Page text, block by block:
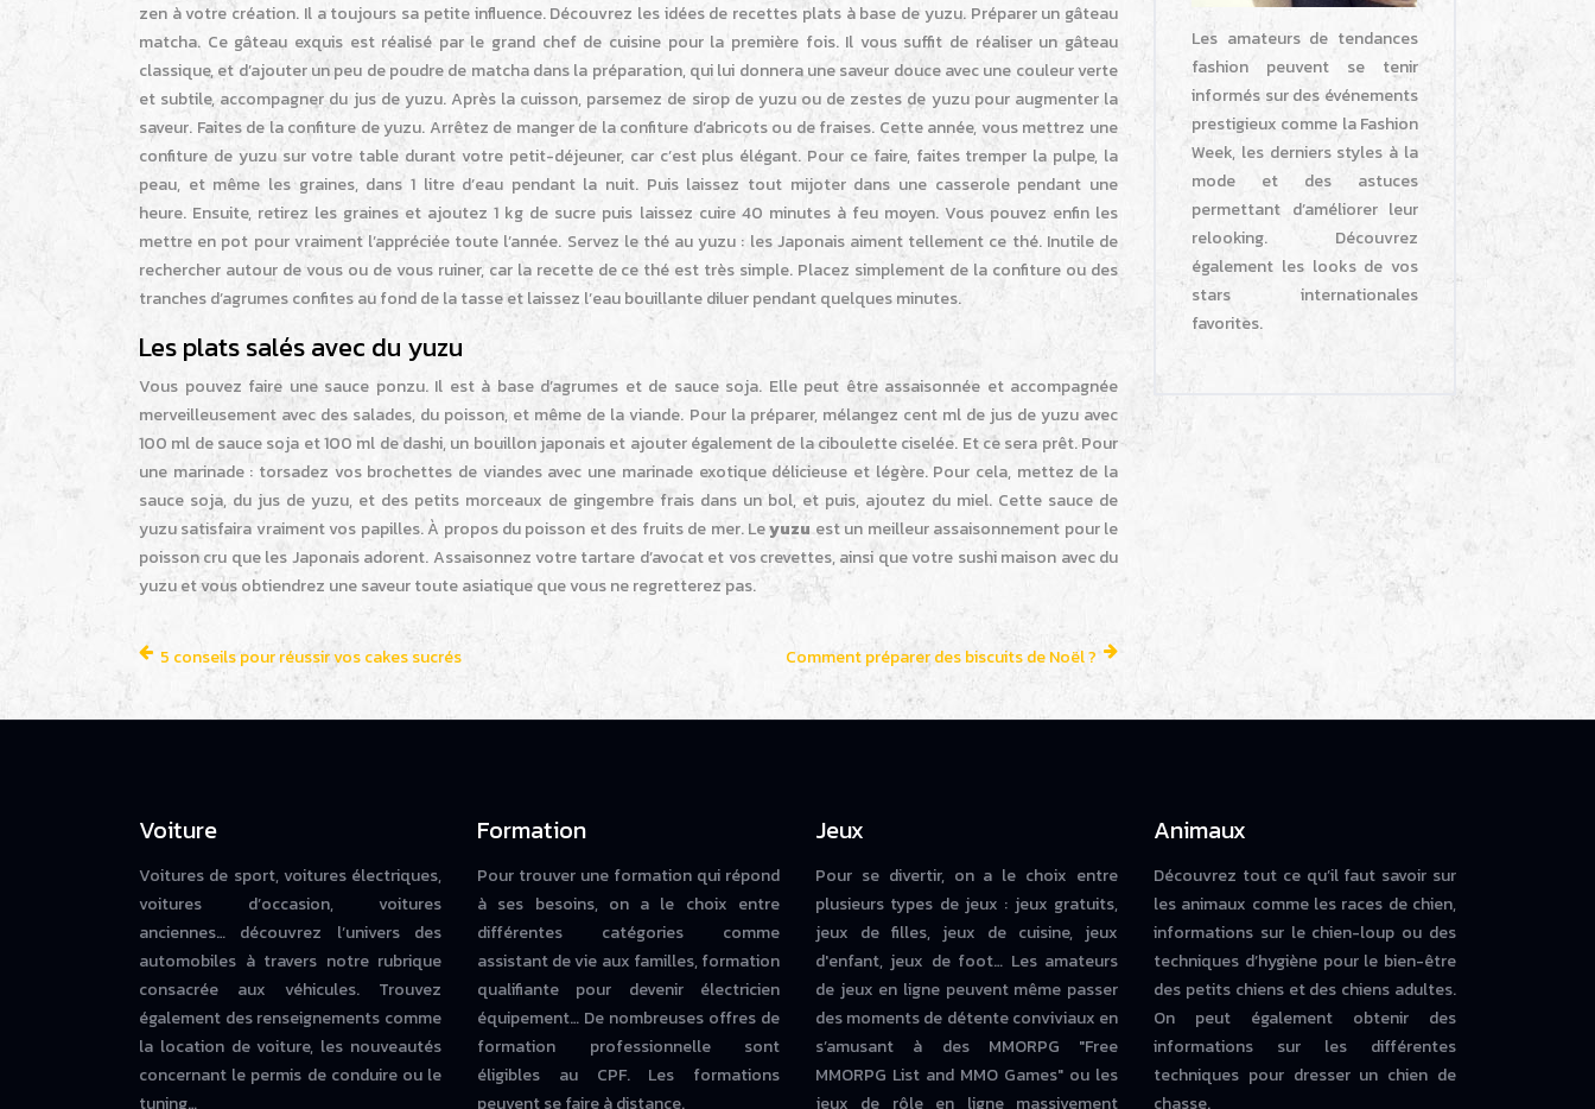
zen à votre création. Il a toujours sa petite influence. Découvrez les idées de recettes plats à base de yuzu. Préparer un gâteau
matcha. Ce gâteau exquis est réalisé par le grand chef de cuisine pour la première fois. Il vous suffit de réaliser un gâteau
classique, et d’ajouter un peu de poudre de matcha dans la préparation, qui lui donnera une saveur douce avec une couleur verte
et subtile, accompagner du jus de yuzu. Après la cuisson, parsemez de sirop de yuzu ou de zestes de yuzu pour augmenter la
saveur. Faites de la confiture de yuzu. Arrêtez de manger de la confiture d’abricots ou de fraises. Cette année, vous mettrez une
confiture de yuzu sur votre table durant votre petit-déjeuner, car c’est plus élégant. Pour ce faire, faites tremper la pulpe, la
peau, et même les graines, dans 1 litre d’eau pendant la nuit. Puis laissez tout mijoter dans une casserole pendant une
heure. Ensuite, retirez les graines et ajoutez 1 kg de sucre puis laissez cuire 40 minutes à feu moyen. Vous pouvez enfin les
mettre en pot pour vraiment l’appréciée toute l’année. Servez le thé au yuzu : les Japonais aiment tellement ce thé. Inutile de
rechercher autour de vous ou de vous ruiner, car la recette de ce thé est très simple. Placez simplement de la confiture ou des
tranches d’agrumes confites au fond de la tasse et laissez l’eau bouillante diluer pendant quelques minutes.
Les plats salés avec du yuzu
Vous pouvez faire une sauce ponzu. Il est à base d’agrumes et de sauce soja. Elle peut être assaisonnée et accompagnée
merveilleusement avec des salades, du poisson, et même de la viande. Pour la préparer, mélangez cent ml de jus de yuzu avec
100 ml de sauce soja et 100 ml de dashi, un bouillon japonais et ajouter également de la ciboulette ciselée. Et ce sera prêt. Pour
une marinade : torsadez vos brochettes de viandes avec une marinade exotique délicieuse et légère. Pour cela, mettez de la
sauce soja, du jus de yuzu, et des petits morceaux de gingembre frais dans un bol, et puis, ajoutez du miel. Cette sauce de
yuzu satisfaira vraiment vos papilles. À propos du poisson et des fruits de mer. Leyuzuest un meilleur assaisonnement pour le
poisson cru que les Japonais adorent. Assaisonnez votre tartare d’avocat et vos crevettes, ainsi que votre sushi maison avec du
yuzu et vous obtiendrez une saveur toute asiatique que vous ne regretterez pas.
5 conseils pour réussir vos cakes sucrés Comment préparer des biscuits de Noël ?
Les amateurs de tendances
fashion peuvent se tenir
informés sur des événements
prestigieux comme la Fashion
Week, les derniers styles à la
mode et des astuces
permettant d’améliorer leur
relooking. Découvrez
également les looks de vos
stars internationales
favorites.
Voiture
Voitures de sport, voitures électriques,
voitures d’occasion, voitures
anciennes… découvrez l’univers des
automobiles à travers notre rubrique
consacrée aux véhicules. Trouvez
également des renseignements comme
la location de voiture, les nouveautés
concernant le permis de conduire ou le
tuning…
Formation
Pour trouver une formation qui répond
à ses besoins, on a le choix entre
différentes catégories comme
assistant de vie aux familles, formation
qualifiante pour devenir électricien
équipement… De nombreuses offres de
formation professionnelle sont
éligibles au CPF. Les formations
peuvent se faire à distance.
Jeux
Pour se divertir, on a le choix entre
plusieurs types de jeux : jeux gratuits,
jeux de filles, jeux de cuisine, jeux
d'enfant, jeux de foot… Les amateurs
de jeux en ligne peuvent même passer
des moments de détente conviviaux en
s’amusant à des MMORPG "Free
MMORPG List and MMO Games" ou les
jeux de rôle en ligne massivement
Animaux
Découvrez tout ce qu’il faut savoir sur
les animaux comme les races de chien,
informations sur le chien-loup ou des
techniques d’hygiène pour le bien-être
des petits chiens et des chiens adultes.
On peut également obtenir des
informations sur les différentes
techniques pour dresser un chien de
chasse.